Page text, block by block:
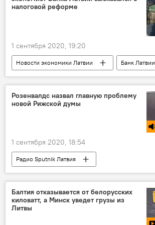
"Новое Единство" финансирование
налоговой реформе
1 сентября 2020, 19:20
Новости экономики Латвии
Банк Латвии
Кришьянис Кариньш
Улдис Руткасте
Розенвалдс назвал главную проблему
новой Рижской думы
1 сентября 2020, 18:54
Радио Sputnik Латвия
Внеочередные выборы в Рижскую думу
Кристианс Розенвалдс
Рижская дума
Рига
депутаты
коалиция
Балтия отказывается от белорусских
киловатт, а Минск уведет грузы из
Литвы